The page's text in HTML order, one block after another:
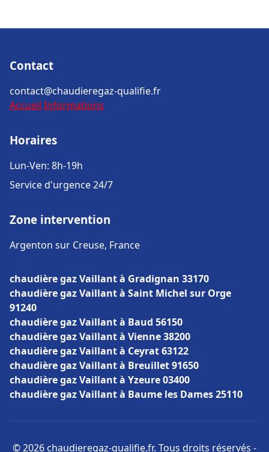
Contact
contact@chaudieregaz-qualifie.fr
Accueil Informations
Horaires
Lun-Ven: 8h-19h
Service d'urgence 24/7
Zone intervention
Argenton sur Creuse, France
chaudière gaz Vaillant à Gradignan 33170
chaudière gaz Vaillant à Saint Michel sur Orge
91240
chaudière gaz Vaillant à Baud 56150
chaudière gaz Vaillant à Vienne 38200
chaudière gaz Vaillant à Ceyrat 63122
chaudière gaz Vaillant à Breuillet 91650
chaudière gaz Vaillant à Yzeure 03400
chaudière gaz Vaillant à Baume les Dames 25110
© 2026 chaudieregaz-qualifie.fr. Tous droits réservés -